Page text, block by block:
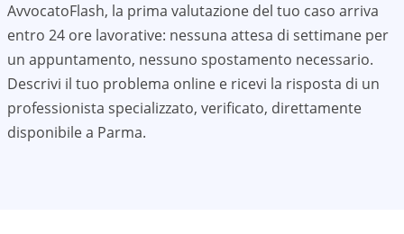
AvvocatoFlash, la prima valutazione del tuo caso arriva
entro 24 ore lavorative: nessuna attesa di settimane per
un appuntamento, nessuno spostamento necessario.
Descrivi il tuo problema online e ricevi la risposta di un
professionista specializzato, verificato, direttamente
disponibile a Parma.